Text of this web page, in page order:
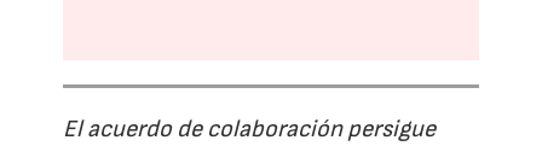
El acuerdo de colaboración persigue